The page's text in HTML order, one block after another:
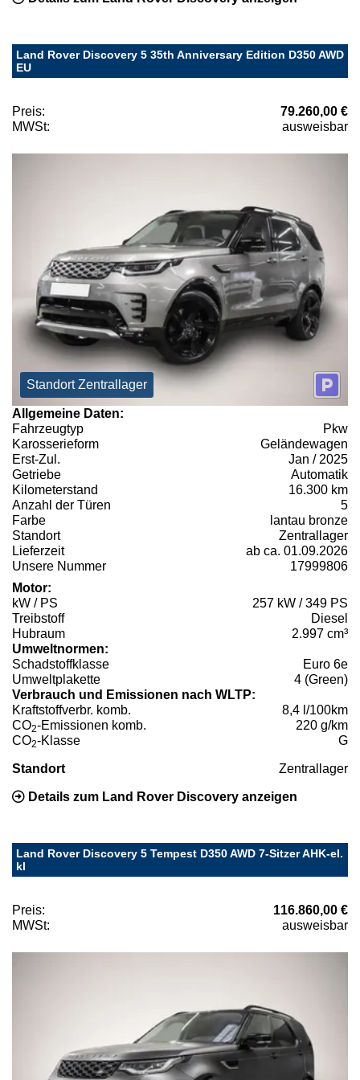
Land Rover Discovery 5 35th Anniversary Edition D350 AWD
EU
Preis:
79.260,00 €
MWSt:
ausweisbar
Standort Zentrallager
Allgemeine Daten:
Fahrzeugtyp
Pkw
Karosserieform
Geländewagen
Erst-Zul.
Jan / 2025
Getriebe
Automatik
Kilometerstand
16.300 km
Anzahl der Türen
5
Farbe
lantau bronze
Standort
Zentrallager
Lieferzeit
ab ca. 01.09.2026
Unsere Nummer
17999806
Motor:
kW / PS
257 kW / 349 PS
Treibstoff
Diesel
Hubraum
2.997 cm³
Umweltnormen:
Schadstoffklasse
Euro 6e
Umweltplakette
4 (Green)
Verbrauch und Emissionen nach WLTP:
Kraftstoffverbr. komb.
8,4 l/100km
CO2-Emissionen komb.
220 g/km
CO2-Klasse G
Standort Zentrallager
Details zum Land Rover Discovery anzeigen
Land Rover Discovery 5 Tempest D350 AWD 7-Sitzer AHK-el.
kl
Preis:
116.860,00 €
MWSt:
ausweisbar